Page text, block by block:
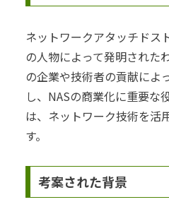
ネットワークアタッチドス
の人物によって発明された
の企業や技術者の貢献によ
し、NASの商業化に重要な
は、ネットワーク技術を活
す。
考案された背景